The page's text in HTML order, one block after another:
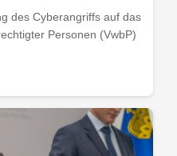
des Cyberangriffs auf das
Personen (VwbP)